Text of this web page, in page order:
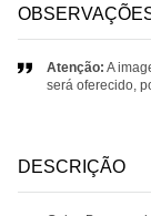
Atenção: A
será oferecido,
DESCRIÇÃO